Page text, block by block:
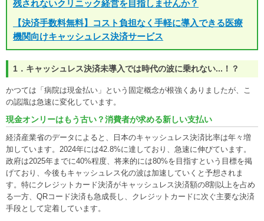
残されないクリニック経営を目指しませんか？
【決済手数料無料】コスト負担なく手軽に導入できる医療
機関向けキャッシュレス決済サービス
1．キャッシュレス決済未導入では時代の波に乗れない...！？
かつては「病院は現金払い」という固定概念が根強くありましたが、こ
の認識は急速に変化しています。
現金オンリーはもう古い？消費者が求める新しい支払い
経済産業省のデータによると、日本のキャッシュレス決済比率は年々増
加しています。2024年には42.8%に達しており、急速に伸びています。
政府は2025年までに40%程度、将来的には80%を目指すという目標を掲
げており、今後もキャッシュレス化の波は加速していくと予想されま
す。特にクレジットカード決済がキャッシュレス決済額の8割以上を占め
る一方、QRコード決済も急成長し、クレジットカードに次ぐ主要な決済
手段として定着しています。